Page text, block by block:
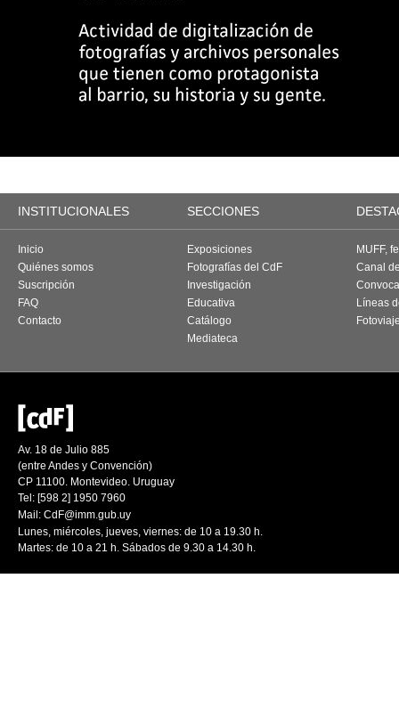
INSTITUCIONALES SECCIONES
Inicio
Quiénes somos
Suscripción
FAQ
Contacto
Exposiciones
Fotografías del CdF
Investigación
Educativa
Catálogo
Mediateca
MUFF,
Canal
Líneas
Av. 18 de Julio 885
(entre Andes y Convención)
CP 11100. Montevideo. Uruguay
Tel: [598 2] 1950 7960
Mail: CdF@imm.gub.uy
Lunes, miércoles, jueves, viernes: de 10 a 19.30 h.
Martes: de 10 a 21 h. Sábados de 9.30 a 14.30 h.